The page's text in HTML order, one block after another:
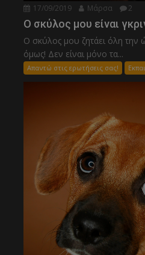
17/09/2019 Μάρσα 2
Ο σκύλος μου είναι
Ο σκύλος μου ζητάει όλη
όμως! Δεν είναι μόνο τα...
Απαντώ στις ερωτήσεις σας!